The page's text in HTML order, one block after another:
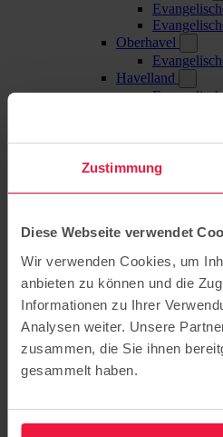
Zustimmung
Diese Webseite verwendet
Wir verwenden Cookies, um
anbieten zu können und die
Informationen zu Ihrer
Analysen weiter. Unsere
zusammen, die Sie ihnen
gesammelt haben.
Oberhavel
Havelland
Grundschulen
Evangelische
Evangelische
Evangelische
Gymnasien /
Evangelisches
Evangelische
Evangelisches
Evangelische
Jugendhilfe
Jugendhaus Oase